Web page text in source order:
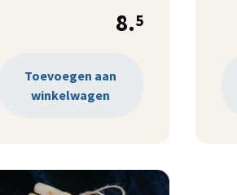
8.5
Toevoegen aan
winkelwagen